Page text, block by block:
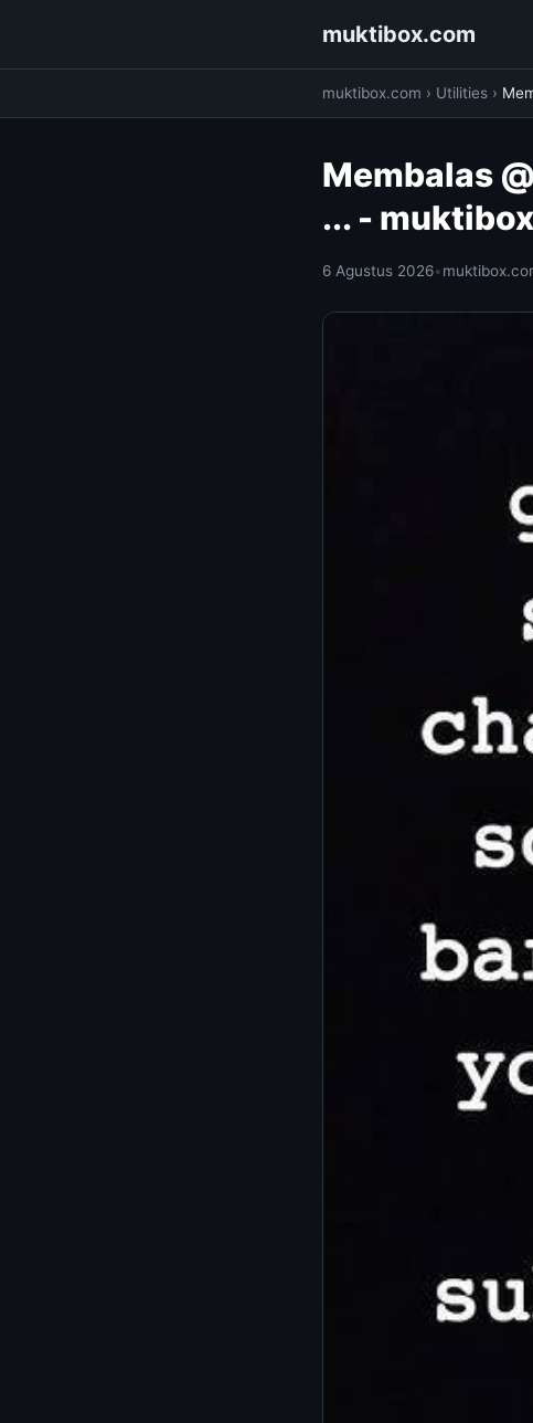
muktibox.com
muktibox.com › Utilities ›
Membalas
... -
6 Agustus 2026•